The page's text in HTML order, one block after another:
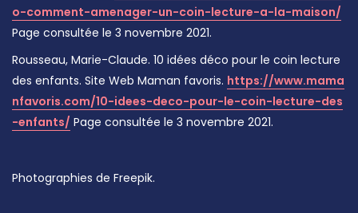
o-comment-amenager-un-coin-lecture-a-la-maison/
Page consultée le 3 novembre 2021.
Rousseau, Marie-Claude. 10 idées déco pour le coin lecture
des enfants. Site Web Maman favoris. https://www.mama
nfavoris.com/10-idees-deco-pour-le-coin-lecture-des
-enfants/ Page consultée le 3 novembre 2021.
Photographies de Freepik.